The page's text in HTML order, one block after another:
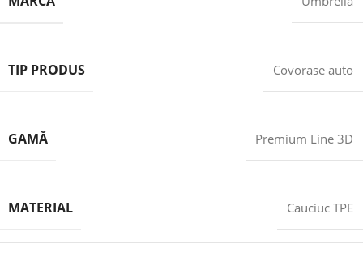
TIP PRODUS Covorase auto
GAMĂ Premium Line 3D
MATERIAL Cauciuc TPE